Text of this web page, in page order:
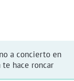
a concierto en
te hace roncar